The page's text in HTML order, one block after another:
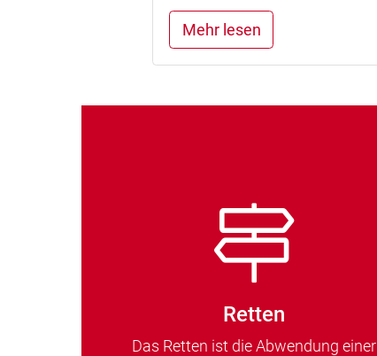
Mehr lesen
Retten
Das Retten ist die Abwendung einer